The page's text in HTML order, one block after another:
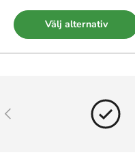
Välj alternativ
Tidigare